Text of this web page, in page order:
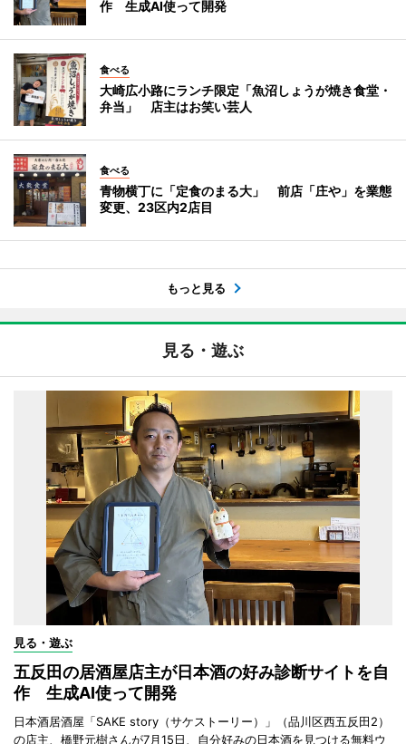
作 生成AI使って開発
食べる
大崎広小路にランチ限定「魚沼しょうが焼き食堂・
弁当」 店主はお笑い芸人
食べる
青物横丁に「定食のまる大」 前店「庄や」を業態
変更、23区内2店目
もっと見る
見る・遊ぶ
見る・遊ぶ
五反田の居酒屋店主が日本酒の好み診断サイトを自
作 生成AI使って開発
日本酒居酒屋「SAKE story（サケストーリー）」（品川区西五反田2）
の店主、橋野元樹さんが7月15日、自分好みの日本酒を見つける無料ウ